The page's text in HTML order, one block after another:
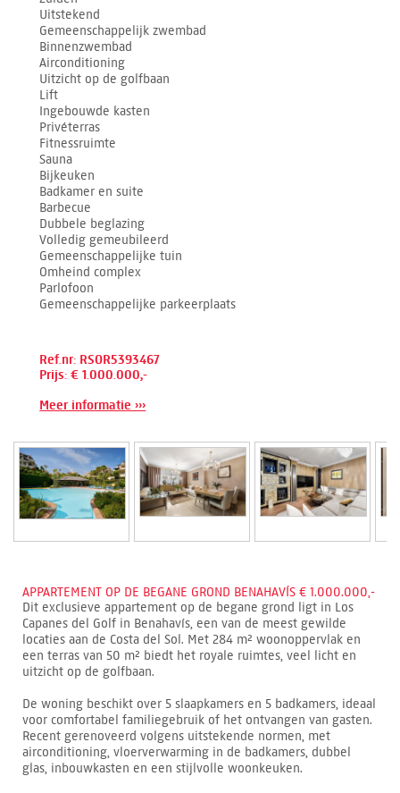
Uitstekend
Gemeenschappelijk zwembad
Binnenzwembad
Airconditioning
Uitzicht op de golfbaan
Lift
Ingebouwde kasten
Privéterras
Fitnessruimte
Sauna
Bijkeuken
Badkamer en suite
Barbecue
Dubbele beglazing
Volledig gemeubileerd
Gemeenschappelijke tuin
Omheind complex
Parlofoon
Gemeenschappelijke parkeerplaats
Ref.nr: RSOR5393467
Prijs: € 1.000.000,-
Meer informatie ›››
APPARTEMENT OP DE BEGANE GROND BENAHAVÍS € 1.000.000,-
Dit exclusieve appartement op de begane grond ligt in Los
Capanes del Golf in Benahavís, een van de meest gewilde
locaties aan de Costa del Sol. Met 284 m² woonoppervlak en
een terras van 50 m² biedt het royale ruimtes, veel licht en
uitzicht op de golfbaan.
De woning beschikt over 5 slaapkamers en 5 badkamers, ideaal
voor comfortabel familiegebruik of het ontvangen van gasten.
Recent gerenoveerd volgens uitstekende normen, met
airconditioning, vloerverwarming in de badkamers, dubbel
glas, inbouwkasten en een stijlvolle woonkeuken.